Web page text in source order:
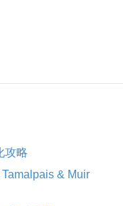
攻略
& Muir